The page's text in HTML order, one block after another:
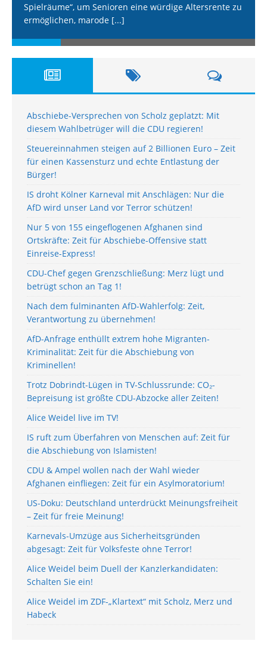
Spielräume“, um Senioren eine würdige Altersrente zu
ermöglichen, marode [...]
Abschiebe-Versprechen von Scholz geplatzt: Mit
diesem Wahlbetrüger will die CDU regieren!
Steuereinnahmen steigen auf 2 Billionen Euro – Zeit
für einen Kassensturz und echte Entlastung der
Bürger!
IS droht Kölner Karneval mit Anschlägen: Nur die
AfD wird unser Land vor Terror schützen!
Nur 5 von 155 eingeflogenen Afghanen sind
Ortskräfte: Zeit für Abschiebe-Offensive statt
Einreise-Express!
CDU-Chef gegen Grenzschließung: Merz lügt und
betrügt schon an Tag 1!
Nach dem fulminanten AfD-Wahlerfolg: Zeit,
Verantwortung zu übernehmen!
AfD-Anfrage enthüllt extrem hohe Migranten-
Kriminalität: Zeit für die Abschiebung von
Kriminellen!
Trotz Dobrindt-Lügen in TV-Schlussrunde: CO₂-
Bepreisung ist größte CDU-Abzocke aller Zeiten!
Alice Weidel live im TV!
IS ruft zum Überfahren von Menschen auf: Zeit für
die Abschiebung von Islamisten!
CDU & Ampel wollen nach der Wahl wieder
Afghanen einfliegen: Zeit für ein Asylmoratorium!
US-Doku: Deutschland unterdrückt Meinungsfreiheit
– Zeit für freie Meinung!
Karnevals-Umzüge aus Sicherheitsgründen
abgesagt: Zeit für Volksfeste ohne Terror!
Alice Weidel beim Duell der Kanzlerkandidaten:
Schalten Sie ein!
Alice Weidel im ZDF-„Klartext“ mit Scholz, Merz und
Habeck